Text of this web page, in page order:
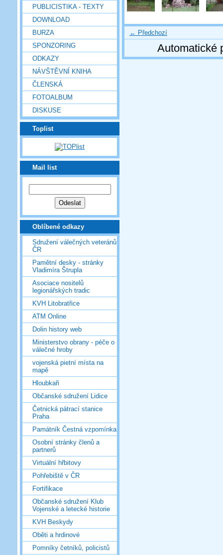
PUBLICISTIKA - TEXTY
DOWNLOAD
BURZA
SPONZORING
ODKAZY
NÁVŠTĚVNÍ KNIHA
ČLENSKÁ
FOTOALBUM
DISKUSE
Toplist
Mail list
Oblíbené odkazy
Sdružení válečných veteránů
ČR
Pamětní desky - stránky
Vladimíra Štrupla
Asociace nositelů
legionářských tradic
KVH Litobratřice
ATM Online
Dolin history web
Ministerstvo obrany - péče o
válečné hroby
vojenská pietní místa na
mapě
Hloubkaři
Občanské sdružení Lidice
Četnická pátrací stanice
Praha
Památník Čestná vzpomínka
Osobní stránky členů a
partnerů
Virtuální hřbitovy
Pohřebiště v ČR
Fortifikace
Občanské sdružení Klub
Vojenské a letecké historie
KVH Beskydy
Oběti a hrdinové
Pomníky četníků, policistů
← Předchozí
Automatické